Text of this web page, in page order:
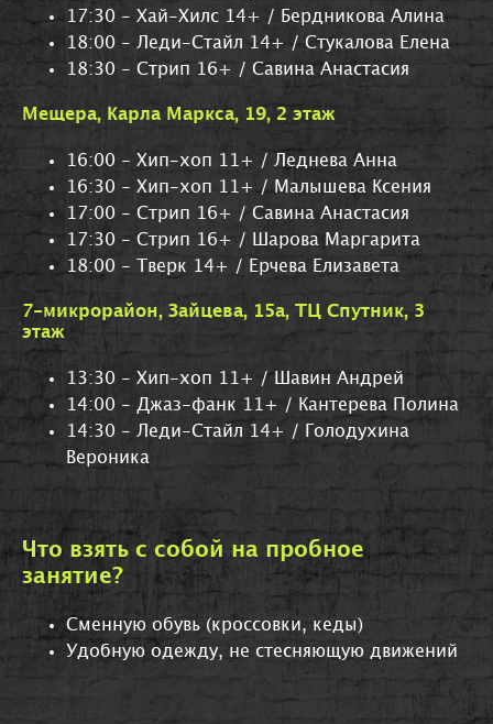
17:30 - Хай-Хилс 14+ / Бердникова Алина
18:00 - Леди-Стайл 14+ / Стукалова Елена
18:30 - Стрип 16+ / Савина Анастасия
Мещера, Карла Маркса, 19, 2 этаж
16:00 - Хип-хоп 11+ / Леднева Анна
16:30 - Хип-хоп 11+ / Малышева Ксения
17:00 - Стрип 16+ / Савина Анастасия
17:30 - Стрип 16+ / Шарова Маргарита
18:00 - Тверк 14+ / Ерчева Елизавета
7-микрорайон, Зайцева, 15а, ТЦ Спутник, 3
этаж
13:30 - Хип-хоп 11+ / Шавин Андрей
14:00 - Джаз-фанк 11+ / Кантерева Полина
14:30 - Леди-Стайл 14+ / Голодухина
Вероника
Что взять с собой на пробное
занятие?
Сменную обувь (кроссовки, кеды)
Удобную одежду, не стесняющую движений